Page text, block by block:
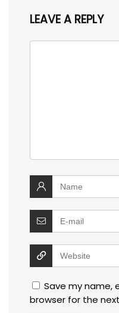
LEAVE A REPLY
Save my name,
browser for the